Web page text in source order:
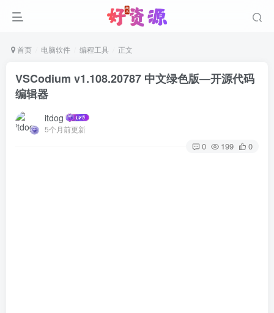
首页 电脑软件 编程工具 正文
VSCodium v1.108.20787 中文绿色版—开源代码
编辑器
itdog
5个月前更新
0 199 0